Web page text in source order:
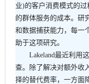
业)的客户消费模式的
的群体服务的成本。研
和数据捕获能力，每一
助于这项研究。
Lakeland最近利用
查。除了解决对额外收
择的替代费率，一方面